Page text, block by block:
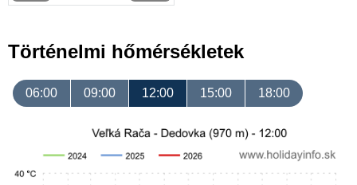
Történelmi hőmérsékletek
06:00 09:00 12:00 15:00 18:00